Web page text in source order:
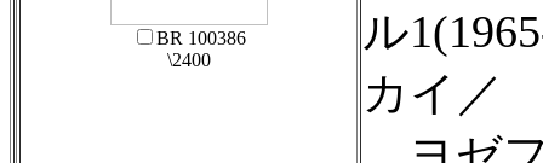
BR 100386
\2400
ル
カイ／